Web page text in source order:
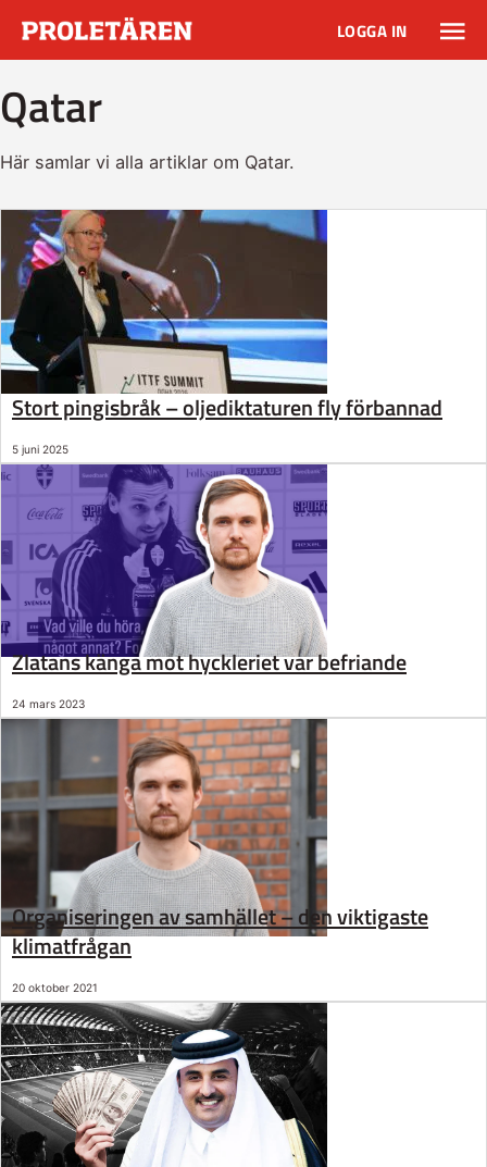
LOGGA IN
Qatar
Här samlar vi alla artiklar om Qatar.
Stort pingisbråk – oljediktaturen fly förbannad
5 juni 2025
Zlatans känga mot hyckleriet var befriande
24 mars 2023
Organiseringen av samhället – den viktigaste
klimatfrågan
20 oktober 2021